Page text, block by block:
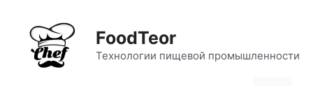
содержимому
FoodTeor
Технологии пищевой промышленности